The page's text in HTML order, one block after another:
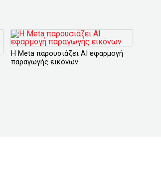
H Meta παρουσιάζει ΑΙ εφαρμογή
παραγωγής εικόνων